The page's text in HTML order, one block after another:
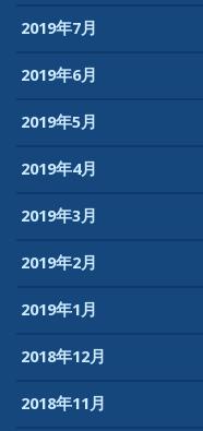
2019年7月
2019年6月
2019年5月
2019年4月
2019年3月
2019年2月
2019年1月
2018年12月
2018年11月